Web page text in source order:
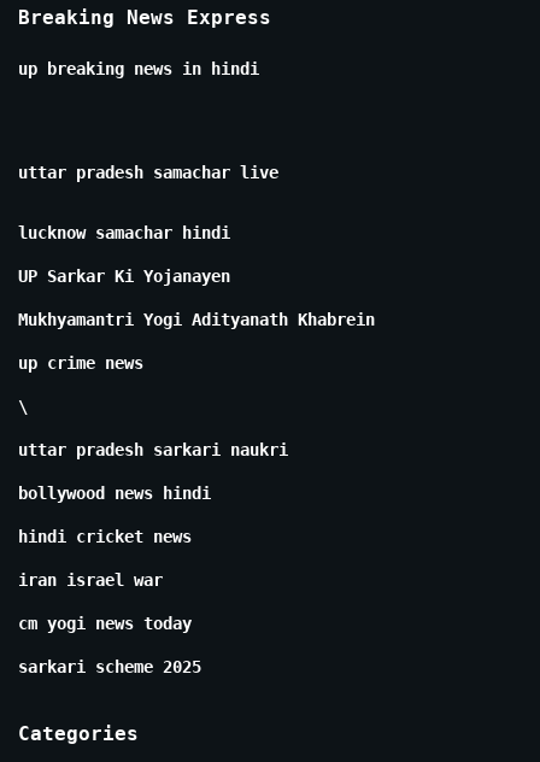
Breaking News Express
up breaking news in hindi
uttar pradesh samachar live
lucknow samachar hindi
UP Sarkar Ki Yojanayen
Mukhyamantri Yogi Adityanath Khabrein
up crime news
\
uttar pradesh sarkari naukri
bollywood news hindi
hindi cricket news
iran israel war
cm yogi news today
sarkari scheme 2025
Categories